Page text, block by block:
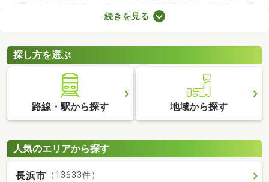
を選ぶことがおすすめ。ゆっくりくつろげるリビングのほか、寝
室や収納スペースを確保できる物件を選べば、長く快適に暮らせ
てチェックしてみてくださいね。
続きを見る
探し方を選ぶ
路線・駅から探す 地域から探す
人気のエリアから探す
長浜市 （13633件）